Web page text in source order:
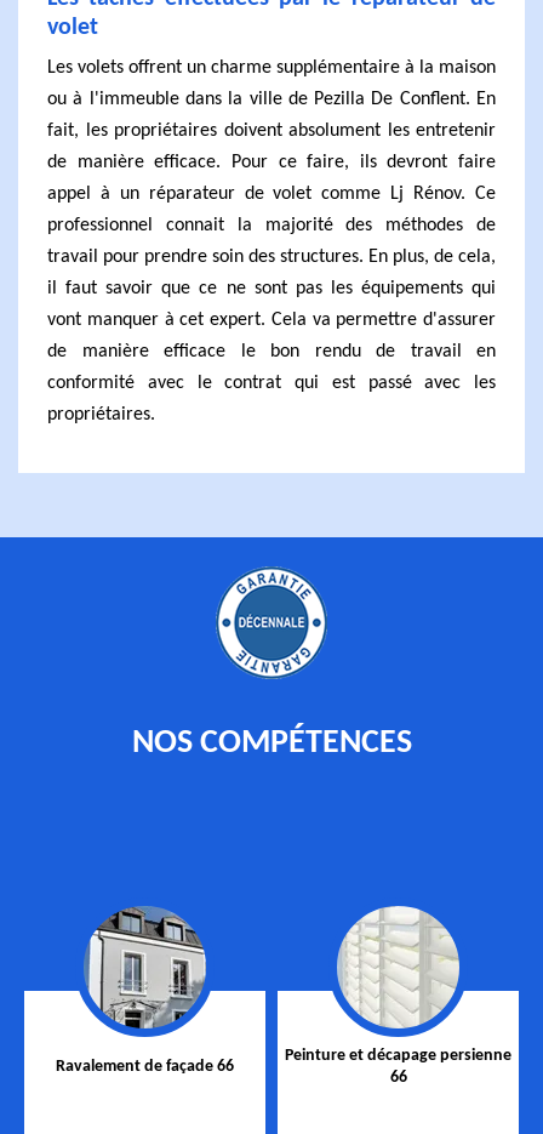
volet
Les volets offrent un charme supplémentaire à la maison
ou à l'immeuble dans la ville de Pezilla De Conflent. En
fait, les propriétaires doivent absolument les entretenir
de manière efficace. Pour ce faire, ils devront faire
appel à un réparateur de volet comme Lj Rénov. Ce
professionnel connait la majorité des méthodes de
travail pour prendre soin des structures. En plus, de cela,
il faut savoir que ce ne sont pas les équipements qui
vont manquer à cet expert. Cela va permettre d'assurer
de manière efficace le bon rendu de travail en
conformité avec le contrat qui est passé avec les
propriétaires.
NOS COMPÉTENCES
Ravalement de façade 66
Peinture et décapage persienne
66